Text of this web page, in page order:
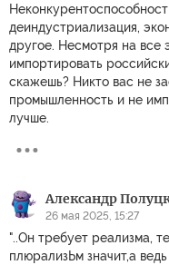
деиндустриализация,
другое. Несмотря на все
импортировать
скажешь? Никто вас не
промышленность и не
лучше.
Александр
26 мая 2025, 15:27
"..Он требует реализма,
плюрализЬм значит,а